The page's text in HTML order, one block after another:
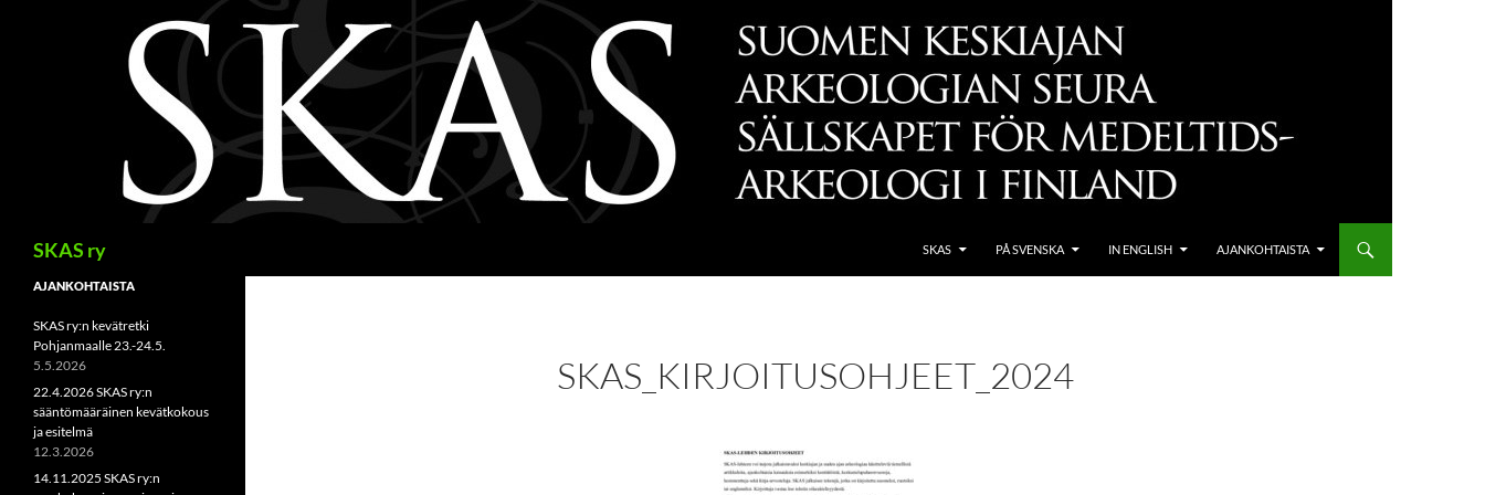
SKAS ry SKAS PÅ SVENSKA IN ENGLISH AJANKOHTAISTA
SKAS_KIRJOITUSOHJEET_2024
AJANKOHTAISTA
SKAS ry:n kevätretki
Pohjanmaalle 23.-24.5.
5.5.2026
22.4.2026 SKAS ry:n
sääntömääräinen kevätkokous
ja esitelmä
12.3.2026
14.11.2025 SKAS ry:n